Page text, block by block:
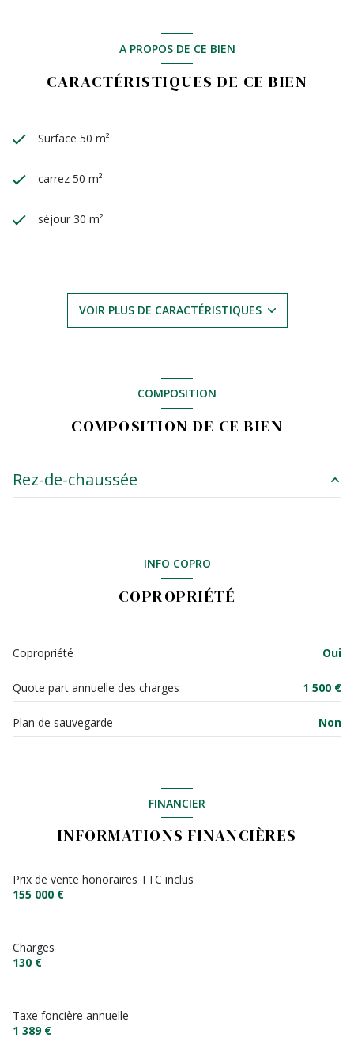
A PROPOS DE CE BIEN
CARACTÉRISTIQUES DE CE BIEN
Surface 50 m²
carrez 50 m²
séjour 30 m²
Chauffage individuel : autre (climatisation)
exposition Sud
9ème étage
vue dégagée et vue mer
balcon
interphone
VOIR PLUS DE CARACTÉRISTIQUES
COMPOSITION
COMPOSITION DE CE BIEN
Rez-de-chaussée
balcon
INFO COPRO
COPROPRIÉTÉ
Copropriété Oui
Quote part annuelle des charges 1 500 €
Plan de sauvegarde Non
FINANCIER
INFORMATIONS FINANCIÈRES
Prix de vente honoraires TTC inclus
155 000 €
Charges
130 €
Taxe foncière annuelle
1 389 €